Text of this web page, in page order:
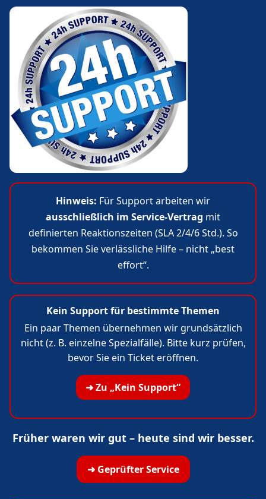
Hinweis: Für Support arbeiten wir
ausschließlich im Service-Vertrag mit
definierten Reaktionszeiten (SLA 2/4/6 Std.). So
bekommen Sie verlässliche Hilfe – nicht „best
effort“.
Kein Support für bestimmte Themen
Ein paar Themen übernehmen wir grundsätzlich
nicht (z. B. einzelne Spezialfälle). Bitte kurz prüfen,
bevor Sie ein Ticket eröffnen.
➜ Zu „Kein Support“
Früher waren wir gut – heute sind wir besser.
➜ Geprüfter Service